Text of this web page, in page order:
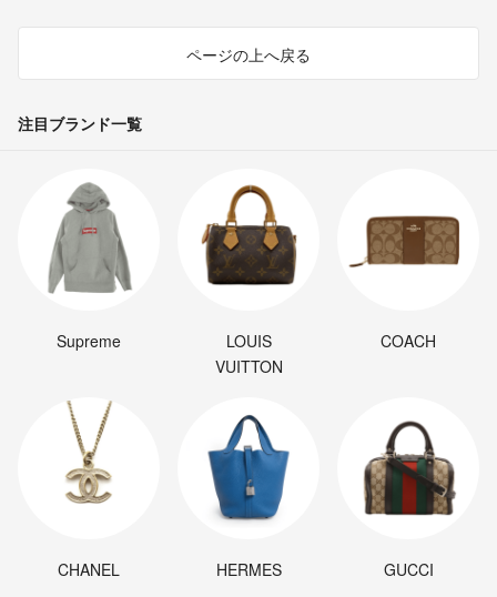
ページの上へ戻る
注目ブランド一覧
Supreme
LOUIS
VUITTON
COACH
CHANEL HERMES GUCCI